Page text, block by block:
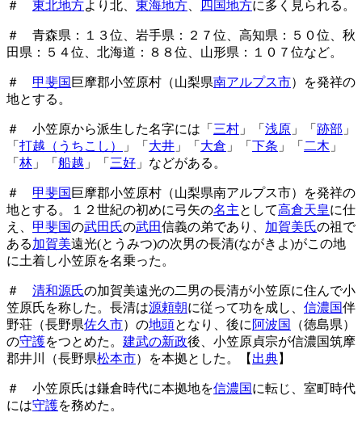
＃ 東北地方より北、 東海地方 四国地方に多く見られる。
＃ 青森県：１３位、岩手県：２７位、高知県：５０位、秋
田県：５４位、北海道：８８位、山形県：１０７位など。
＃ 甲斐国 巨摩郡小笠原村（山梨県南アルプス市）を発祥の
地とする。
＃ 小笠原から派生した名字には「 三村 」「 浅原 」「 跡部 」
「 打越（うちこし） 」「 大井 」「 大倉 」「 下条 」「 二木 」
「 林 」「 船越 」「 三好 」などがある。
＃ 甲斐国 巨摩郡小笠原村（山梨県南アルプス市）を発祥の
地とする。１２世紀の初めに弓矢の名主として高倉天皇に仕
え、 甲斐国の武田氏の武田信義の弟であり、 加賀美氏の祖で
ある加賀美遠光(とうみつ)の次男の長清(ながきよ)がこの地
に土着し小笠原を名乗った。
＃ 清和源氏の加賀美遠光の二男の長清が小笠原に住んで小
笠原氏を称した。長清は源頼朝に従って功を成し、 信濃国伴
野荘（長野県佐久市）の地頭となり、後に 阿波国
（徳島県）
の守護をつとめた。 建武の新政後、小笠原貞宗が信濃国筑摩
郡井川（長野県松本市）を本拠とした。【 出典】
＃ 小笠原氏は鎌倉時代に本拠地を信濃国に転じ、室町時代
には守護を務めた。